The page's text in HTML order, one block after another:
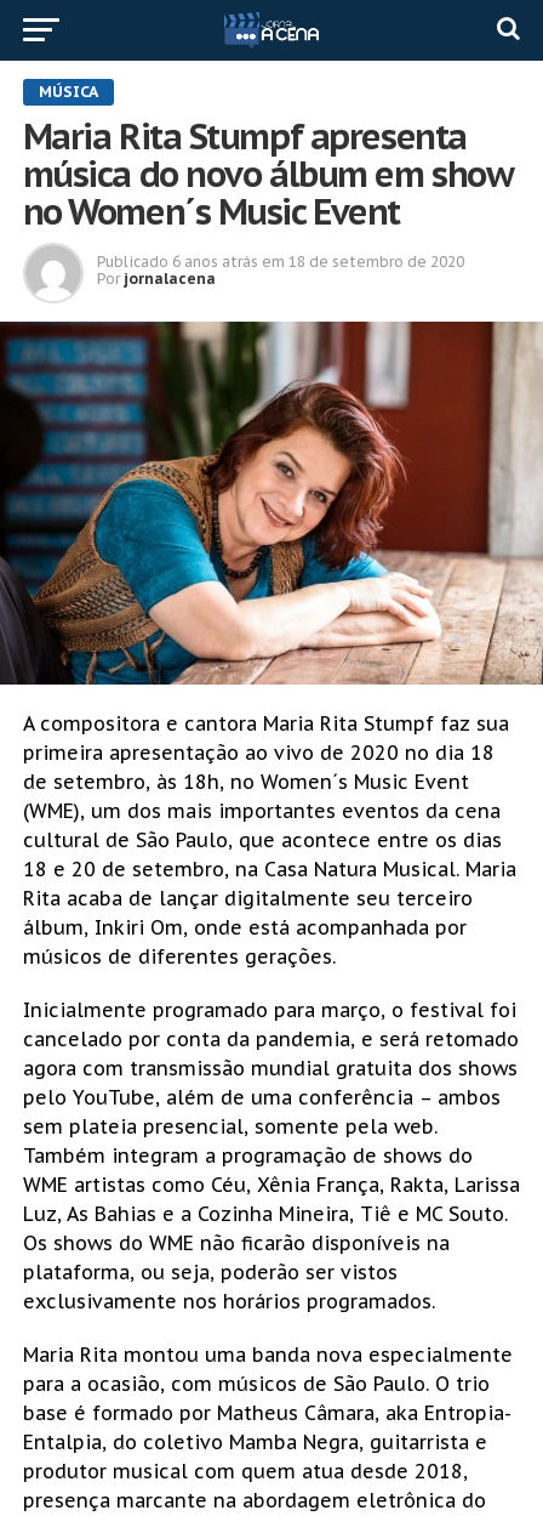
MÚSICA
Maria Rita Stumpf apresenta
música do novo álbum em show
no Women´s Music Event
Publicado 6 anos atrás em 18 de setembro de 2020
Por jornalacena
A compositora e cantora Maria Rita Stumpf faz sua
primeira apresentação ao vivo de 2020 no dia 18
de setembro, às 18h, no Women´s Music Event
(WME), um dos mais importantes eventos da cena
cultural de São Paulo, que acontece entre os dias
18 e 20 de setembro, na Casa Natura Musical. Maria
Rita acaba de lançar digitalmente seu terceiro
álbum, Inkiri Om, onde está acompanhada por
músicos de diferentes gerações.
Inicialmente programado para março, o festival foi
cancelado por conta da pandemia, e será retomado
agora com transmissão mundial gratuita dos shows
pelo YouTube, além de uma conferência – ambos
sem plateia presencial, somente pela web.
Também integram a programação de shows do
WME artistas como Céu, Xênia França, Rakta, Larissa
Luz, As Bahias e a Cozinha Mineira, Tiê e MC Souto.
Os shows do WME não ficarão disponíveis na
plataforma, ou seja, poderão ser vistos
exclusivamente nos horários programados.
Maria Rita montou uma banda nova especialmente
para a ocasião, com músicos de São Paulo. O trio
base é formado por Matheus Câmara, aka Entropia-
Entalpia, do coletivo Mamba Negra, guitarrista e
produtor musical com quem atua desde 2018,
presença marcante na abordagem eletrônica do